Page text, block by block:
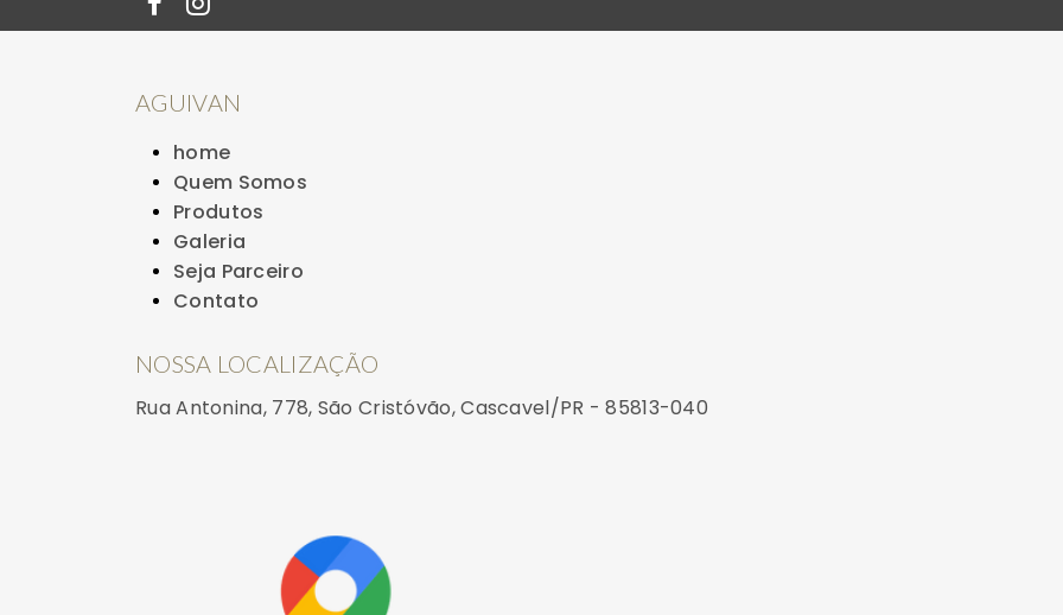
AGUIVAN
home
Quem Somos
Produtos
Galeria
Seja Parceiro
Contato
NOSSA LOCALIZAÇÃO
Rua Antonina, 778, São Cristóvão, Cascavel/PR - 85813-040